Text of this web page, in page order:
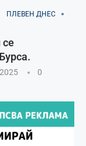
ПЛЕВЕН ДНЕС
се
0